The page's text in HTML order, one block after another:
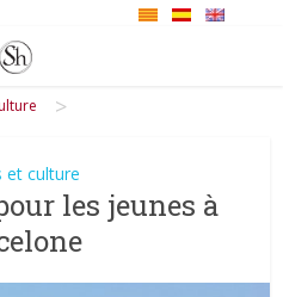
>
et culture
les jeunes à